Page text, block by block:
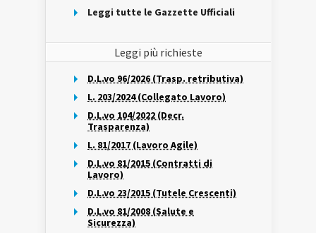
Leggi tutte le Gazzette Ufficiali
Leggi più richieste
D.L.vo 96/2026 (Trasp. retributiva)
L. 203/2024 (Collegato Lavoro)
D.L.vo 104/2022 (Decr.
Trasparenza)
L. 81/2017 (Lavoro Agile)
D.L.vo 81/2015 (Contratti di
Lavoro)
D.L.vo 23/2015 (Tutele Crescenti)
D.L.vo 81/2008 (Salute e
Sicurezza)